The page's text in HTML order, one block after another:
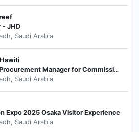
- JHD
Saudi Arabia
Tenders & Procurement Manager for Commissions and Entities Projects
Saudi Arabia
Expo 2025 Osaka Visitor Experience
Saudi Arabia